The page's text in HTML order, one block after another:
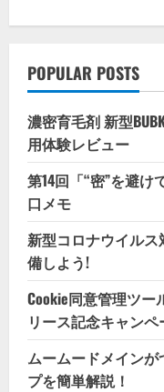
POPULAR POSTS
濃密育毛剤 新型
用体験レビュー
第14回「“密”を避
口メモ
新型コロナウイル
備しよう!
Cookie同意管理ツー
リース記念キャンペ
ムームードメイン
プを簡単解説！